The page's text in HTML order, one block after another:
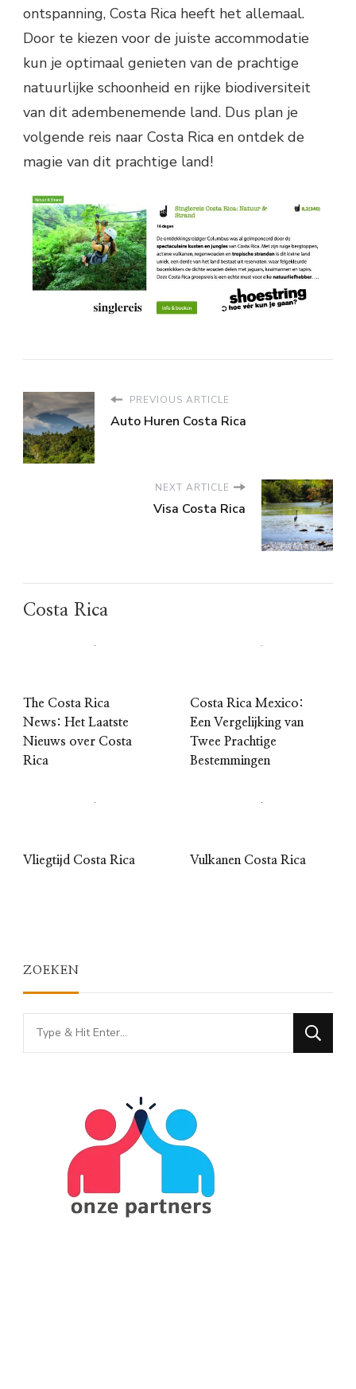
ontspanning, Costa Rica heeft het allemaal.
Door te kiezen voor de juiste accommodatie
kun je optimaal genieten van de prachtige
natuurlijke schoonheid en rijke biodiversiteit
van dit adembenemende land. Dus plan je
volgende reis naar Costa Rica en ontdek de
magie van dit prachtige land!
PREVIOUS ARTICLE
Auto Huren Costa Rica
NEXT ARTICLE
Visa Costa Rica
Costa Rica
The Costa Rica
News: Het Laatste
Nieuws over Costa
Rica
Costa Rica Mexico:
Een Vergelijking van
Twee Prachtige
Bestemmingen
Vliegtijd Costa Rica Vulkanen Costa Rica
ZOEKEN
Looking
for